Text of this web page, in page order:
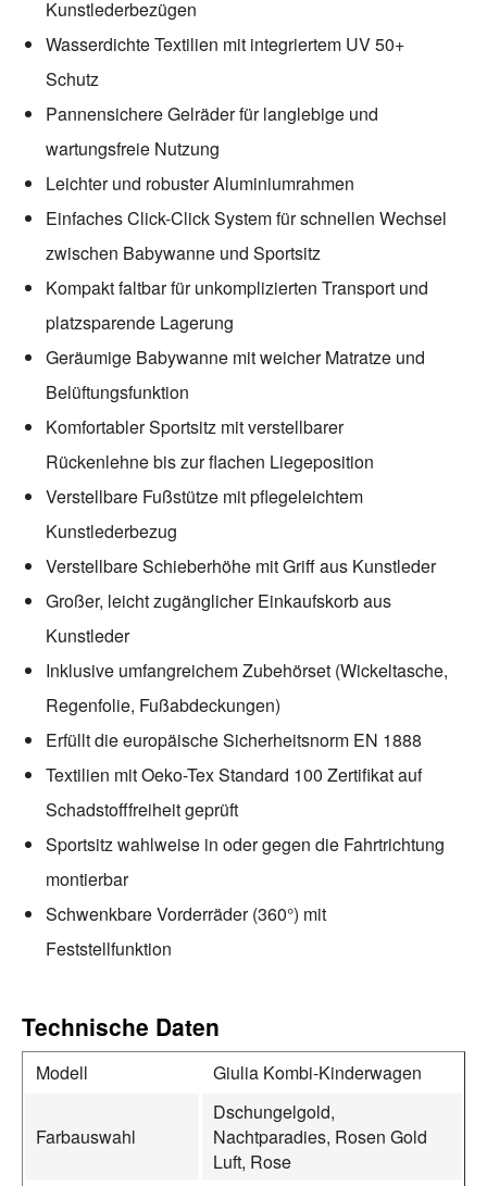
Kunstlederbezügen
Wasserdichte Textilien mit integriertem UV 50+
Schutz
Pannensichere Gelräder für langlebige und
wartungsfreie Nutzung
Leichter und robuster Aluminiumrahmen
Einfaches Click-Click System für schnellen Wechsel
zwischen Babywanne und Sportsitz
Kompakt faltbar für unkomplizierten Transport und
platzsparende Lagerung
Geräumige Babywanne mit weicher Matratze und
Belüftungsfunktion
Komfortabler Sportsitz mit verstellbarer
Rückenlehne bis zur flachen Liegeposition
Verstellbare Fußstütze mit pflegeleichtem
Kunstlederbezug
Verstellbare Schieberhöhe mit Griff aus Kunstleder
Großer, leicht zugänglicher Einkaufskorb aus
Kunstleder
Inklusive umfangreichem Zubehörset (Wickeltasche,
Regenfolie, Fußabdeckungen)
Erfüllt die europäische Sicherheitsnorm EN 1888
Textilien mit Oeko-Tex Standard 100 Zertifikat auf
Schadstofffreiheit geprüft
Sportsitz wahlweise in oder gegen die Fahrtrichtung
montierbar
Schwenkbare Vorderräder (360°) mit
Feststellfunktion
Technische Daten
Modell Giulia Kombi-Kinderwagen
Farbauswahl
Dschungelgold,
Nachtparadies, Rosen Gold
Luft, Rose